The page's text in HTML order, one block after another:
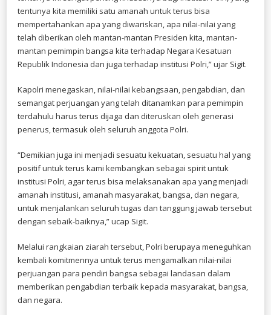
tentunya kita memiliki satu amanah untuk terus bisa
mempertahankan apa yang diwariskan, apa nilai-nilai yang
telah diberikan oleh mantan-mantan Presiden kita, mantan-
mantan pemimpin bangsa kita terhadap Negara Kesatuan
Republik Indonesia dan juga terhadap institusi Polri,” ujar Sigit.
Kapolri menegaskan, nilai-nilai kebangsaan, pengabdian, dan
semangat perjuangan yang telah ditanamkan para pemimpin
terdahulu harus terus dijaga dan diteruskan oleh generasi
penerus, termasuk oleh seluruh anggota Polri.
“Demikian juga ini menjadi sesuatu kekuatan, sesuatu hal yang
positif untuk terus kami kembangkan sebagai spirit untuk
institusi Polri, agar terus bisa melaksanakan apa yang menjadi
amanah institusi, amanah masyarakat, bangsa, dan negara,
untuk menjalankan seluruh tugas dan tanggung jawab tersebut
dengan sebaik-baiknya,” ucap Sigit.
Melalui rangkaian ziarah tersebut, Polri berupaya meneguhkan
kembali komitmennya untuk terus mengamalkan nilai-nilai
perjuangan para pendiri bangsa sebagai landasan dalam
memberikan pengabdian terbaik kepada masyarakat, bangsa,
dan negara.